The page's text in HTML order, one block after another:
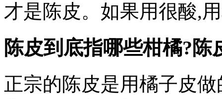
才是陈皮。如果用很酸,
陈皮到底指哪些柑橘?陈
正宗的陈皮是用橘子皮